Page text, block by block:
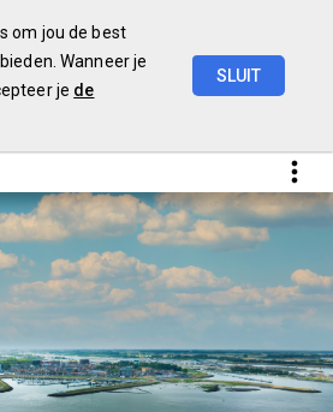
om jou de best
Wanneer je
je de
SLUIT